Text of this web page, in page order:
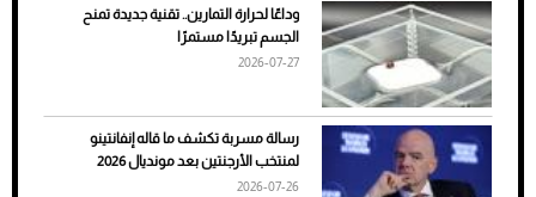
وداعًا لحرارة التمارين.. تقنية جديدة تمنح
الجسم تبريدًا مستمرًا
2026-07-27
رسالة مسربة تكشف ما قاله إنفانتينو
لمنتخب الأرجنتين بعد مونديال 2026
2026-07-26